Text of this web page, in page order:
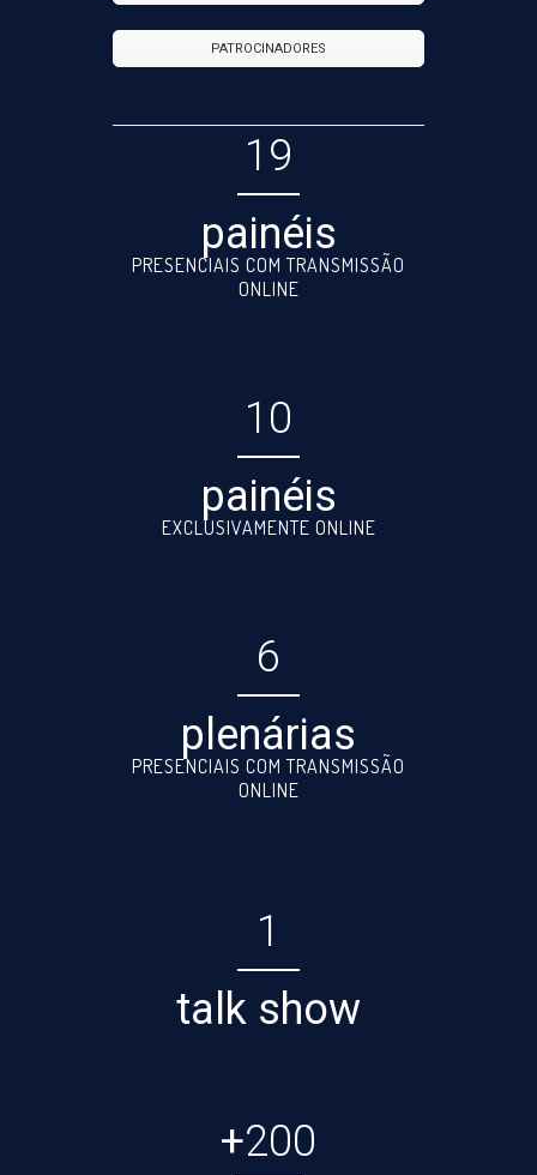
PATROCINADORES
19
painéis
PRESENCIAIS COM TRANSMISSÃO
ONLINE
10
painéis
EXCLUSIVAMENTE ONLINE
6
plenárias
PRESENCIAIS COM TRANSMISSÃO
ONLINE
1
talk show
+200